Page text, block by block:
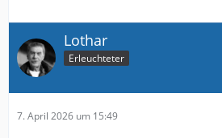
Also ich sehe das Spiel in
drei an. Hoffe nach langer Zeit mal
Auswärtssieg aufm Freitag abend
Lothar
Erleuchteter
7. April 2026 um 15:49